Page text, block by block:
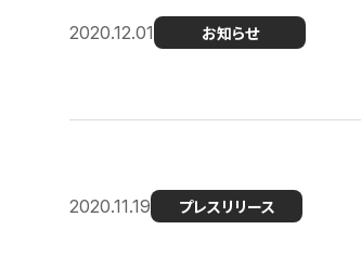
2020.12.01 お知らせ
2020.11.19 プレスリリース